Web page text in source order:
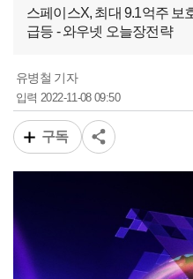
스페이스X, 최대 9.1억주 보
급등 - 와우넷 오늘장전략
유병철 기자
입력2022-11-08 09:50
구독